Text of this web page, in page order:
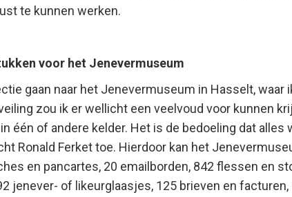
te kunnen werken.
voor het Jenevermuseum
gaan naar het Jenevermuseum in Hasselt, waar
zou ik er wellicht een veelvoud voor kunnen
één of andere kelder. Het is de bedoeling dat alles
Ronald Ferket toe. Hierdoor kan het
en pancartes, 20 emailborden, 842 flessen en
jenever- of likeurglaasjes, 125 brieven en facturen,